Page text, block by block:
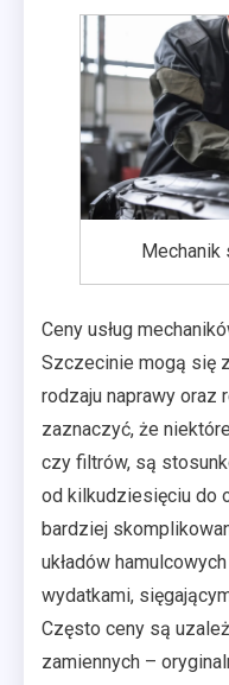
Mechanik
Ceny usług
Szczecinie mogą się
rodzaju naprawy oraz
zaznaczyć, że
czy filtrów, są
od kilkudziesięciu do
bardziej
układów
wydatkami,
Często ceny są
zamiennych –